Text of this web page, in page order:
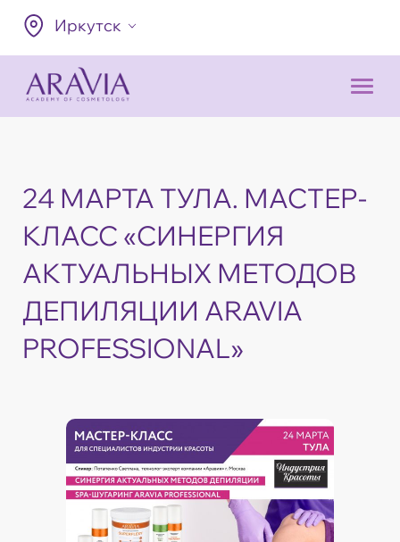
Иркутск
24 МАРТА ТУЛА. МАСТЕР-
КЛАСС «СИНЕРГИЯ
АКТУАЛЬНЫХ МЕТОДОВ
ДЕПИЛЯЦИИ ARAVIA
PROFESSIONAL»